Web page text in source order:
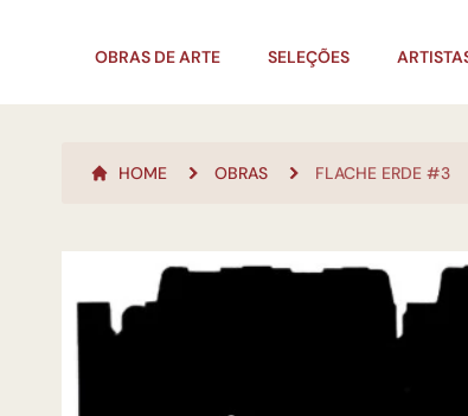
OBRAS DE ARTE SELEÇÕES
HOME OBRAS FLACHE ERDE #3